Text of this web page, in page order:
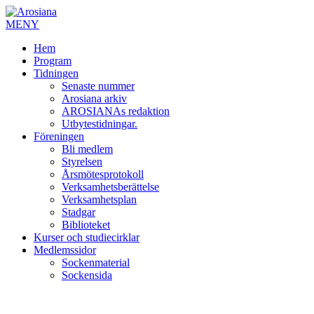
MENY
Hem
Program
Tidningen
Senaste nummer
Arosiana arkiv
AROSIANAs redaktion
Utbytestidningar.
Föreningen
Bli medlem
Styrelsen
Årsmötesprotokoll
Verksamhetsberättelse
Verksamhetsplan
Stadgar
Biblioteket
Kurser och studiecirklar
Medlemssidor
Sockenmaterial
Sockensida